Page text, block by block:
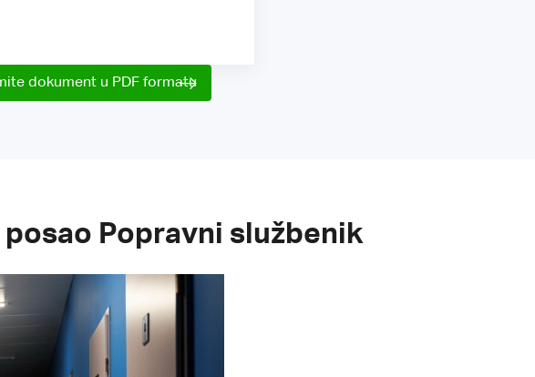
dokument u PDF formatu
Popravni službenik